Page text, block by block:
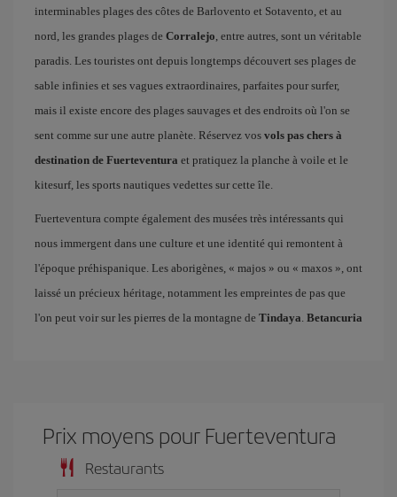
interminables plages des côtes de Barlovento et Sotavento, et au
nord, les grandes plages de Corralejo, entre autres, sont un véritable
paradis. Les touristes ont depuis longtemps découvert ses plages de
sable infinies et ses vagues extraordinaires, parfaites pour surfer,
mais il existe encore des plages sauvages et des endroits où l'on se
sent comme sur une autre planète. Réservez vos vols pas chers à
destination de Fuerteventura et pratiquez la planche à voile et le
kitesurf, les sports nautiques vedettes sur cette île.
Fuerteventura compte également des musées très intéressants qui
nous immergent dans une culture et une identité qui remontent à
l'époque préhispanique. Les aborigènes, « majos » ou « maxos », ont
laissé un précieux héritage, notamment les empreintes de pas que
l'on peut voir sur les pierres de la montagne de Tindaya. Betancuria
Prix ​​moyens pour Fuerteventura
Restaurants